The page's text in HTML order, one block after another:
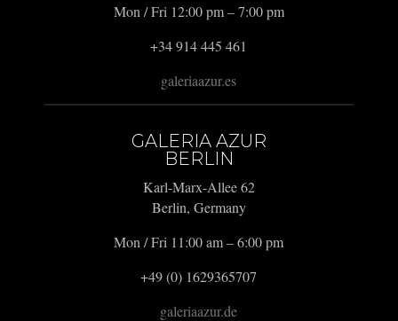
Mon / Fri 12:00 pm – 7:00 pm
+34 914 445 461
galeriaazur.es
GALERIA AZUR
BERLIN
Karl-Marx-Allee 62
Berlin, Germany
Mon / Fri 11:00 am – 6:00 pm
+49 (0) 1629365707
galeriaazur.de